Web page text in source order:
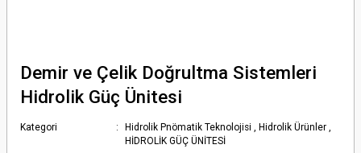
Demir ve Çelik Doğrultma Sistemleri
Hidrolik Güç Ünitesi
Kategori Hidrolik Pnömatik Teknolojisi , Hidrolik Ürünler ,
HİDROLİK GÜÇ ÜNİTESİ